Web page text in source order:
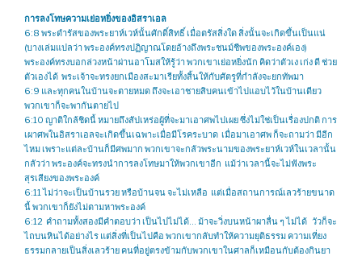
การลงโทษความเย่อหยิ่งของอิสราเอล
6:8 พระดำรัสของพระยาห์เวห์นั้นศักดิ์สิทธิ์ เมื่อตรัสสิ่งใด สิ่งนั้นจะเกิดขึ้นเป็นแน่
(บางเล่มแปลว่า พระองค์ทรงปฏิญาณโดยอ้างถึงพระชนม์ชีพของพระองค์เอง)
พระองค์ทรงบอกล่วงหน้าผ่านอาโมสให้รู้ว่า พวกเขาเย่อหยิ่งนัก คิดว่าตัวเง เก่ง ดี ช่วย
ตัวเองได้ พระเจ้าจะทรงยกเมืองสะมาเรียทั้งสิ้นให้กับศัตรูที่กำลังจะยกทัพมา
6:9 และทุกคนในบ้านจะตายหมด ถึงจะเอาชายสิบคนเข้าไปแอบไว้ในบ้านเดียว
พวกเขาก็จะพากันตายไป
6:10 ญาติใกล้ชิดนี้ หมายถึงสัปเหร่อผู้ที่จะมาเอาศพไปเผย ซึ่งไม่ใช่เป็นเรื่องปกติ การ
เผาศพในอิสราเอลจะเกิดขึ้นเฉพาะเมื่อมีโรคระบาด เมื่อมาเอาศพ ก็จะถามว่า มีอีก
ไหม เพราะแต่ละบ้านก็มีศพมาก พวกเขาจะกลัวพระนามของพระยาห์เวห์ในเวลานั้น
กลัวว่า พระองค์จะทรงนำการลงโทษมาให้พวกเขาอีก แม้ว่าเวลานี้จะไม่ฟังพระ
สุรเสียงของพระองค์
6:11 ไม่ว่าจะเป็นบ้านรวย หรือบ้านจน จะไม่เหลือ แต่เมื่อสถานการณ์เลวร้ายขนาด
นี้ พวกเขาก็ยังไม่ตามหาพระองค์
6:12 คำถามทั้งสองมีคำตอบว่า เป็นไปไม่ได้… ม้าจะวิ่งบนหน้าผาลื่น ๆ ไม่ได้ วัวก็จะ
ไถบนหินได้อย่างไร แต่สิ่งที่เป็นไปคือ พวกเขากลับทำให้ความยุติธรรม ความเที่ยง
ธรรมกลายเป็นสิ่งเลวร้าย คนที่อยู่ตรงข้ามกับพวกเขาในศาลก็เหมือนกับต้องกินยา